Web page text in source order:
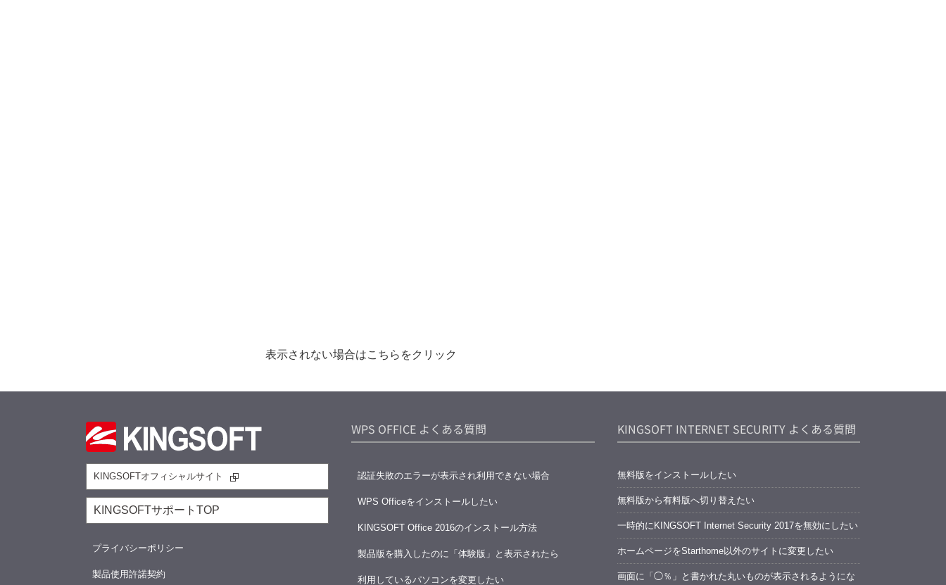
表示されない場合はこちらをクリック
KINGSOFTオフィシャルサイト
KINGSOFTサポートTOP
プライバシーポリシー
製品使用許諾契約
WPS OFFICE よくある質問
認証失敗のエラーが表示され利用できない場合
WPS Officeをインストールしたい
KINGSOFT Office 2016のインストール方法
製品版を購入したのに「体験版」と表示されたら
利用しているパソコンを変更したい
KINGSOFT INTERNET SECURITY よくある質問
無料版をインストールしたい
無料版から有料版へ切り替えたい
一時的にKINGSOFT Internet Security 2017を無効にしたい
ホームページをStarthome以外のサイトに変更したい
画面に「◯％」と書かれた丸いものが表示されるようにな